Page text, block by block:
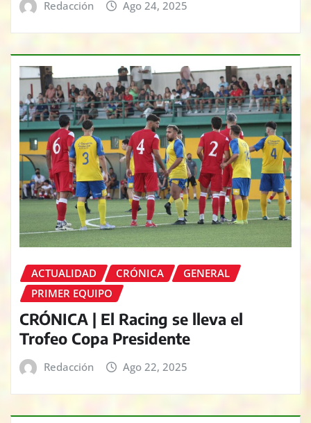
Redacción Ago 24, 2025
ACTUALIDAD CRÓNICA
GENERAL
PRIMER EQUIPO
CRÓNICA | El Racing se lleva el
Trofeo Copa Presidente
Redacción Ago 22, 2025